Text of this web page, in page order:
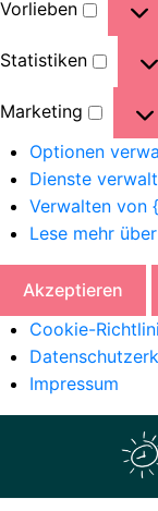
Vorlieben
Statistiken
Marketing
Optionen
Dienste
Verwalten von
Lese mehr
Akzeptieren
Cookie-
Impressum